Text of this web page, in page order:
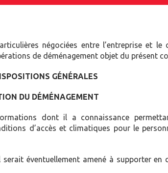
négociées entre l’entreprise et
de déménagement objet du présent
GÉNÉRALES
DU DÉMÉNAGEMENT
dont il a connaissance
d’accès et climatiques pour le
éventuellement amené à supporter